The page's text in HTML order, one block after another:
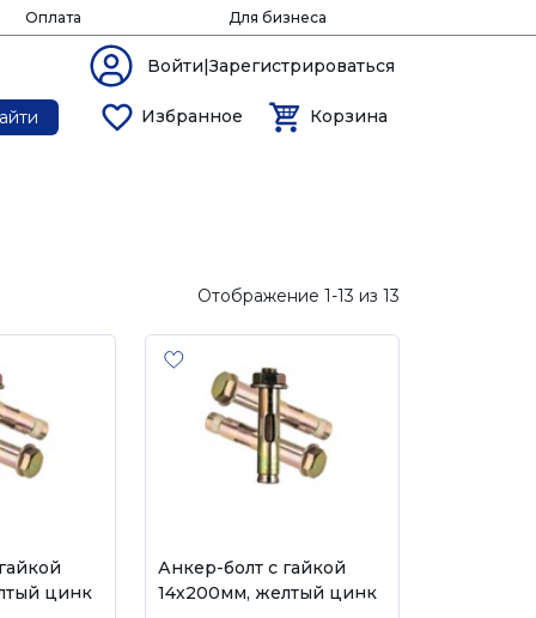
Оплата Для бизнеса
Войти|Зарегистрироваться
Избранное Корзина
Отображение 1-13 из 13
цинк
Анкер-болт с гайкой
14х200мм, желтый цинк